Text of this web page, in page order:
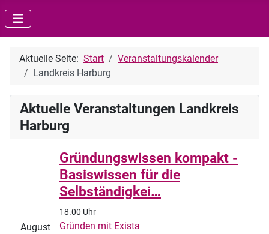
Aktuelle Seite: Start
Veranstaltungskalender
Landkreis Harburg
Aktuelle Veranstaltungen Landkreis
Harburg
August
Gründungswissen kompakt -
Basiswissen für die
Selbständigkei…
18.00 Uhr
Gründen mit Exista